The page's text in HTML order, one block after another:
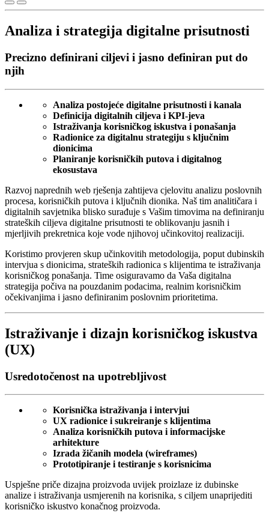
Analiza i strategija digitalne prisutnosti
Precizno definirani ciljevi i jasno definiran put do
njih
Analiza postojeće digitalne prisutnosti i kanala
Definicija digitalnih ciljeva i KPI-jeva
Istraživanja korisničkog iskustva i ponašanja
Radionice za digitalnu strategiju s ključnim
dionicima
Planiranje korisničkih putova i digitalnog
ekosustava
Razvoj naprednih web rješenja zahtijeva cjelovitu analizu poslovnih
procesa, korisničkih putova i ključnih dionika. Naš tim analitičara i
digitalnih savjetnika blisko surađuje s Vašim timovima na definiranju
strateških ciljeva digitalne prisutnosti te oblikovanju jasnih i
mjerljivih prekretnica koje vode njihovoj učinkovitoj realizaciji.
Koristimo provjeren skup učinkovitih metodologija, poput dubinskih
intervjua s dionicima, strateških radionica s klijentima te istraživanja
korisničkog ponašanja. Time osiguravamo da Vaša digitalna
strategija počiva na pouzdanim podacima, realnim korisničkim
očekivanjima i jasno definiranim poslovnim prioritetima.
Istraživanje i dizajn korisničkog iskustva
(UX)
Usredotočenost na upotrebljivost
Korisnička istraživanja i intervjui
UX radionice i sukreiranje s klijentima
Analiza korisničkih putova i informacijske
arhitekture
Izrada žičanih modela (wireframes)
Prototipiranje i testiranje s korisnicima
Uspješne priče dizajna proizvoda uvijek proizlaze iz dubinske
analize i istraživanja usmjerenih na korisnika, s ciljem unaprijediti
korisničko iskustvo konačnog proizvoda.